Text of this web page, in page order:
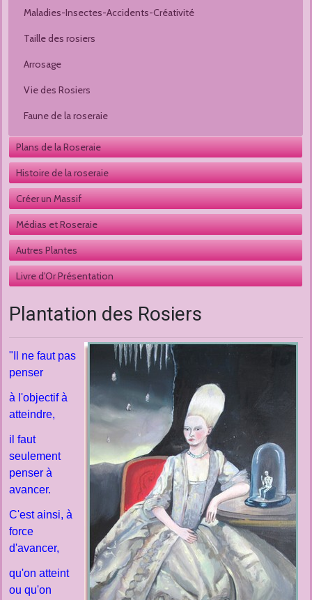
Plantation des Rosiers
"Il ne faut pas
penser
à l'objectif à
atteindre,
il faut
seulement
penser à
avancer.
C'est ainsi, à
force
d'avancer,
qu'on atteint
ou qu'on
Maladies-Insectes-Accidents-Créativité
Taille des rosiers
Arrosage
Vie des Rosiers
Faune de la roseraie
Plans de la Roseraie
Histoire de la roseraie
Créer un Massif
Médias et Roseraie
Autres Plantes
Livre d'Or Présentation